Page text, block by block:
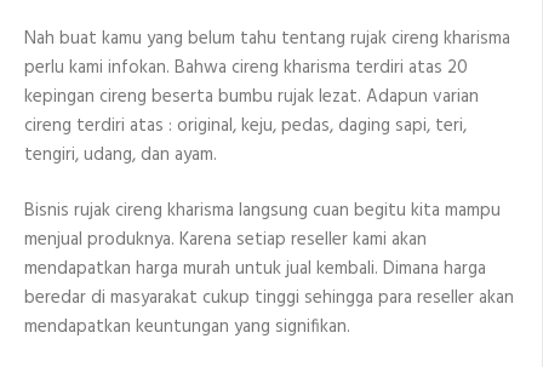
Nah buat kamu yang belum tahu tentang rujak cireng kharisma
perlu kami infokan. Bahwa cireng kharisma terdiri atas 20
kepingan cireng beserta bumbu rujak lezat. Adapun varian
cireng terdiri atas : original, keju, pedas, daging sapi, teri,
tengiri, udang, dan ayam.
Bisnis rujak cireng kharisma langsung cuan begitu kita mampu
menjual produknya. Karena setiap reseller kami akan
mendapatkan harga murah untuk jual kembali. Dimana harga
beredar di masyarakat cukup tinggi sehingga para reseller akan
mendapatkan keuntungan yang signifikan.